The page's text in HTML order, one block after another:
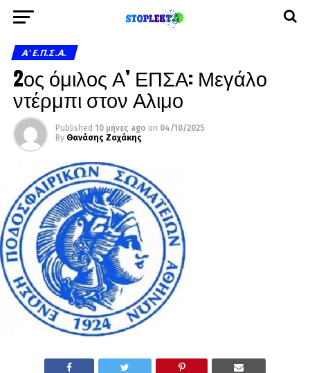
A' Ε.Π.Σ.Α.
2ος όμιλος Α’ ΕΠΣΑ: Μεγάλο
ντέρμπι στον Αλιμο
Published 10 μήνες ago on 04/10/2025
By Θανάσης Ζαχάκης